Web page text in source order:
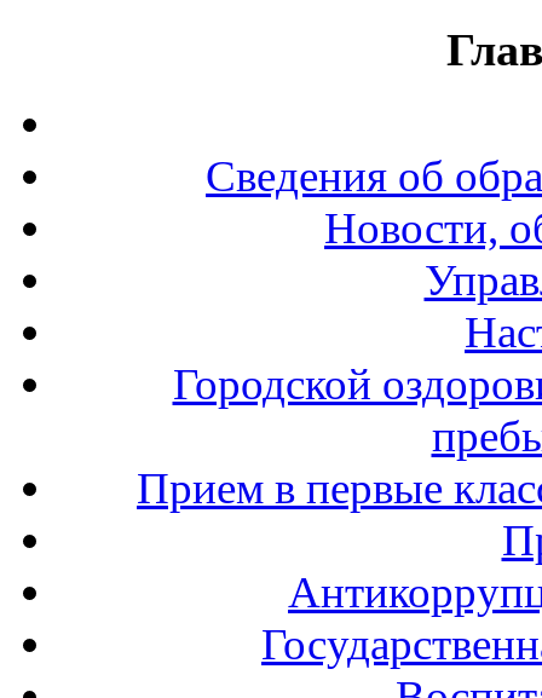
Сведения об
Новости,
Городской
Прием в первые